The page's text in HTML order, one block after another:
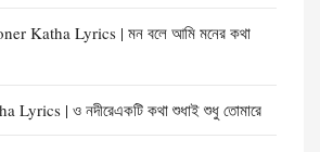
Katha Lyrics | মন বলে আমি মনের কথা
| ও নদীরেএকটি কথা শুধাই শুধু তোমারে